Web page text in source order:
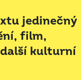
jedinečný
film,
další kulturní